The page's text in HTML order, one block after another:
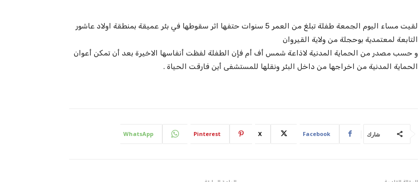
لقيت مساء اليوم الجمعة طفلة تبلغ من العمر 5 سنوات حتفها اثر سقوطها في بئر عميقة بمنطقة اولاد عاشور
التابعة لمعتمدية بوحجلة من ولاية القيروان
و حسب مصدر من الحماية المدنية لاذاعة شمس أف أم فإن الطفلة لفظت أنفاسها الاخيرة بعد أن تمكن أعوان
الحماية المدنية من اخراجها من داخل البئر ونقلها للمستشفى أين فارقت الحياة .
شارك Facebook
X
Pinterest
WhatsApp